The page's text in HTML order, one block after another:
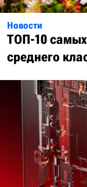
Новости
ТОП-10
среднего